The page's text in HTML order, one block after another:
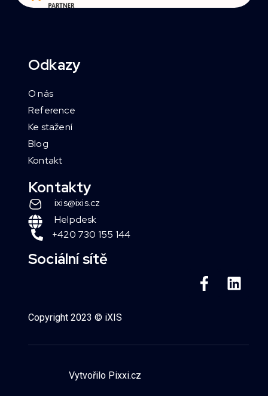
Odkazy
O nás
Reference
Ke stažení
Blog
Kontakt
Kontakty
ixis@ixis.cz
Helpdesk
+420 730 155 144
Sociální sítě
Copyright 2023 © iXIS
Vytvořilo Pixxi.cz